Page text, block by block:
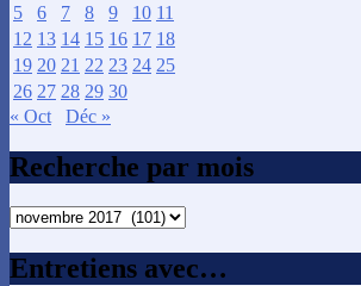
5
6 7 8 9 10 11
12 13 14 15 16 17 18
19 20 21 22 23 24 25
26 27 28 29 30
« Oct
Déc »
Recherche par mois
Recherche
mois
Entretiens avec…